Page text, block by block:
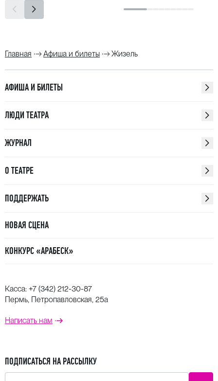
Главная Афиша и билеты Жизель
АФИША И БИЛЕТЫ
ЛЮДИ ТЕАТРА
ЖУРНАЛ
О ТЕАТРЕ
ПОДДЕРЖАТЬ
НОВАЯ СЦЕНА
КОНКУРС «АРАБЕСК»
Касса: +7 (342) 212-30-87
Пермь, Петропавловская, 25а
Написать нам
ПОДПИСАТЬСЯ НА РАССЫЛКУ